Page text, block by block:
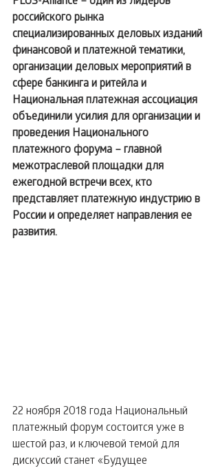
российского рынка
специализированных деловых изданий
финансовой и платежной тематики,
организации деловых мероприятий в
сфере банкинга и ритейла и
Национальная платежная ассоциация
объединили усилия для организации и
проведения Национального
платежного форума – главной
межотраслевой площадки для
ежегодной встречи всех, кто
представляет платежную индустрию в
России и определяет направления ее
развития.
22 ноября 2018 года Национальный
платежный форум состоится уже в
шестой раз, и ключевой темой для
дискуссий станет «Будущее